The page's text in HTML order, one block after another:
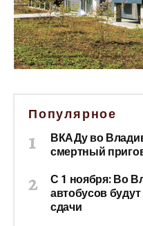
Популярное
ВКАДу во
смертный
С 1 ноября: Во
автобусов
сдачи